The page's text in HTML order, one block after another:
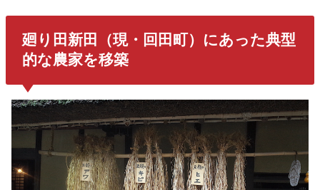
廻り田新田
（現・回田町）にあった典型
的な農家を移築